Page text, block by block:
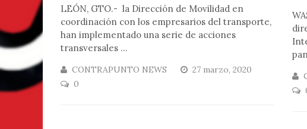
LEÓN, GTO.- la Dirección de Movilidad en
coordinación con los empresarios del transporte,
han implementado una serie de acciones
transversales ...
CONTRAPUNTO NEWS
27 marzo, 2020
0